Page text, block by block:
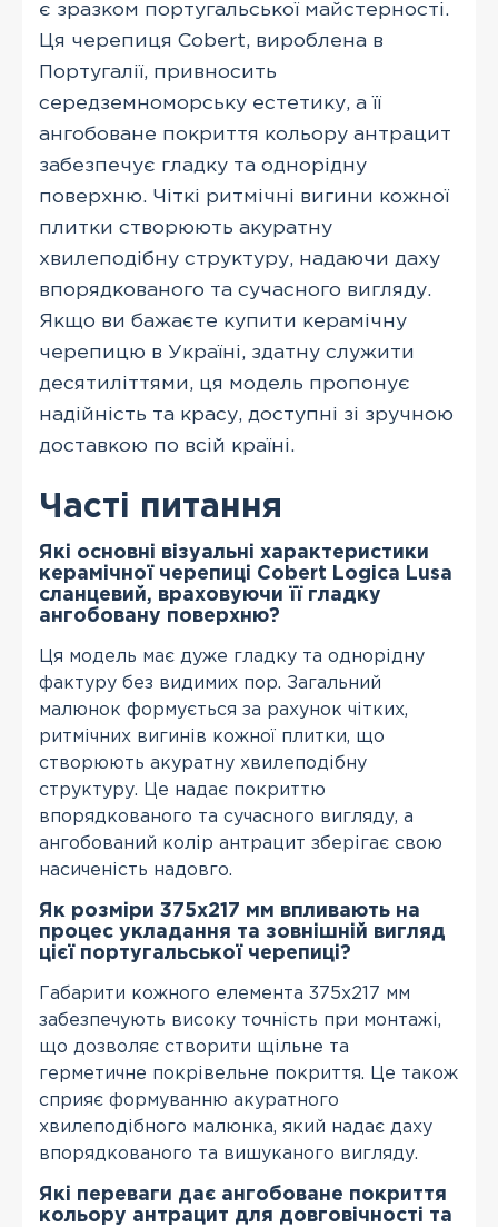
є зразком португальської майстерності.
Ця черепиця Cobert, вироблена в
Португалії, привносить
середземноморську естетику, а її
ангобоване покриття кольору антрацит
забезпечує гладку та однорідну
поверхню. Чіткі ритмічні вигини кожної
плитки створюють акуратну
хвилеподібну структуру, надаючи даху
впорядкованого та сучасного вигляду.
Якщо ви бажаєте купити керамічну
черепицю в Україні, здатну служити
десятиліттями, ця модель пропонує
надійність та красу, доступні зі зручною
доставкою по всій країні.
Часті питання
Які основні візуальні характеристики
керамічної черепиці Cobert Logica Lusa
сланцевий, враховуючи її гладку
ангобовану поверхню?
Ця модель має дуже гладку та однорідну
фактуру без видимих пор. Загальний
малюнок формується за рахунок чітких,
ритмічних вигинів кожної плитки, що
створюють акуратну хвилеподібну
структуру. Це надає покриттю
впорядкованого та сучасного вигляду, а
ангобований колір антрацит зберігає свою
насиченість надовго.
Як розміри 375х217 мм впливають на
процес укладання та зовнішній вигляд
цієї португальської черепиці?
Габарити кожного елемента 375х217 мм
забезпечують високу точність при монтажі,
що дозволяє створити щільне та
герметичне покрівельне покриття. Це також
сприяє формуванню акуратного
хвилеподібного малюнка, який надає даху
впорядкованого та вишуканого вигляду.
Які переваги дає ангобоване покриття
кольору антрацит для довговічності та